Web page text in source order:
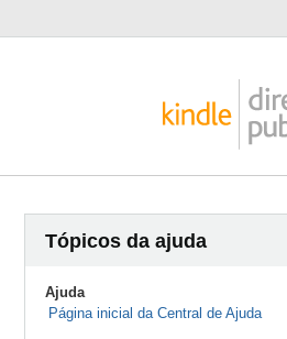
Tópicos da ajuda
Ajuda
Página inicial da Central de Ajuda